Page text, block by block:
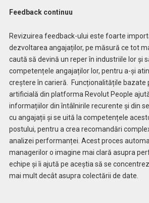
Feedback continuu
Revizuirea feedback-ului este foarte
dezvoltarea angajaților, pe măsură ce tot
caută să devină un reper în industriile lor și
competențele angajaților lor, pentru a-și
creștere în carieră. Funcționalitățile bazate
artificială din platforma Revolut People
informațiilor din întâlnirile recurente și din
cu angajații și se uită la competențele
postului, pentru a crea recomandări
analizei performanței. Acest proces
managerilor o imagine mai clară asupra
echipe și îi ajută pe aceștia să se
mai mult decât asupra colectării de date.